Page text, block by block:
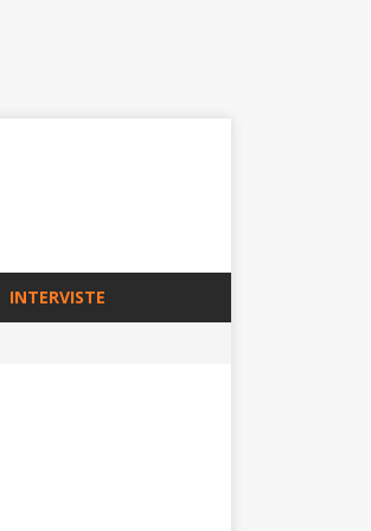
INTERVISTE